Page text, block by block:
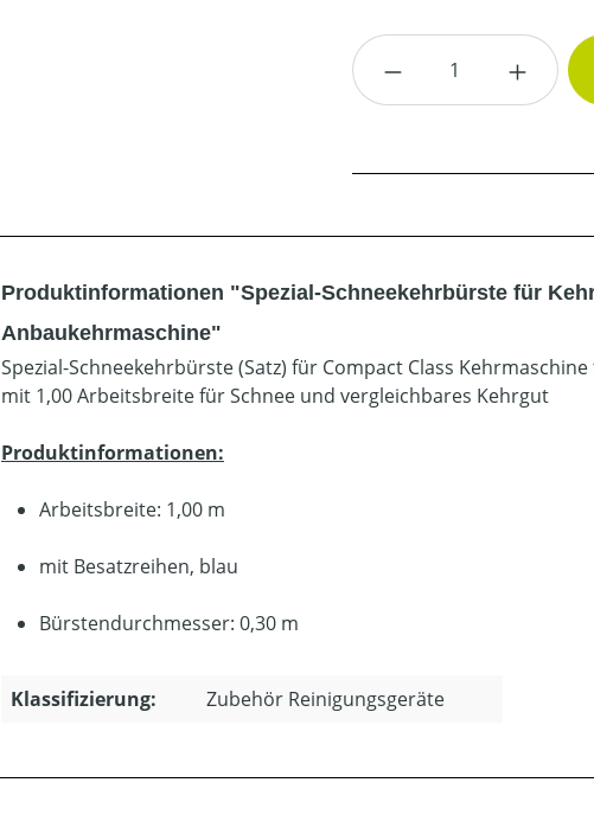
Produkt Anzahl:
Produktinformationen "Spezial-Schneekehrbürste für
Anbaukehrmaschine"
Spezial-Schneekehrbürste (Satz) für Compact Class
mit 1,00 Arbeitsbreite für Schnee und vergleichbares Kehrgut
Produktinformationen:
Arbeitsbreite: 1,00 m
mit Besatzreihen, blau
Bürstendurchmesser: 0,30 m
Klassifizierung: Zubehör Reinigungsgeräte